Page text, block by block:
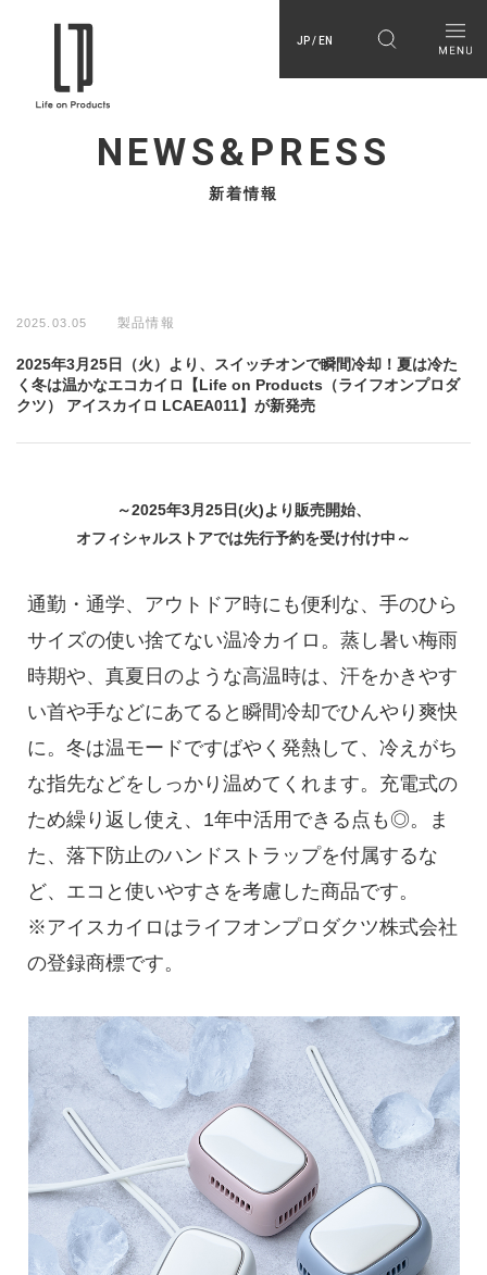
JP / EN
NEWS&PRESS
新着情報
2025.03.05 製品情報
2025年3月25日（火）より、スイッチオンで瞬間冷却！夏は冷た
く冬は温かなエコカイロ【Life on Products（ライフオンプロダ
クツ） アイスカイロ LCAEA011】が新発売
～2025年3月25日(火)より販売開始、
オフィシャルストアでは先行予約を受け付け中～
通勤・通学、アウトドア時にも便利な、手のひら
サイズの使い捨てない温冷カイロ。蒸し暑い梅雨
時期や、真夏日のような高温時は、汗をかきやす
い首や手などにあてると瞬間冷却でひんやり爽快
に。冬は温モードですばやく発熱して、冷えがち
な指先などをしっかり温めてくれます。充電式の
ため繰り返し使え、1年中活用できる点も◎。ま
た、落下防止のハンドストラップを付属するな
ど、エコと使いやすさを考慮した商品です。
※アイスカイロはライフオンプロダクツ株式会社
の登録商標です。